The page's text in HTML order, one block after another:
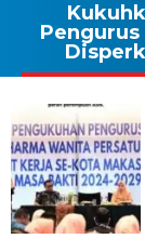
Pengurus